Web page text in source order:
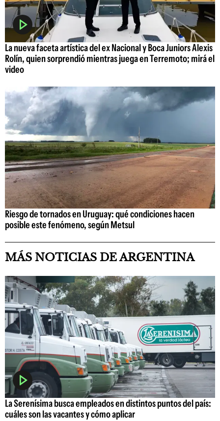
La nueva faceta artística del ex Nacional y Boca Juniors Alexis
Rolín, quien sorprendió mientras juega en Terremoto; mirá el
video
Riesgo de tornados en Uruguay: qué condiciones hacen
posible este fenómeno, según Metsul
MÁS NOTICIAS DE ARGENTINA
La Serenísima busca empleados en distintos puntos del país:
cuáles son las vacantes y cómo aplicar